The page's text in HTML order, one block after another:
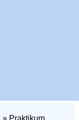
» Praktikum